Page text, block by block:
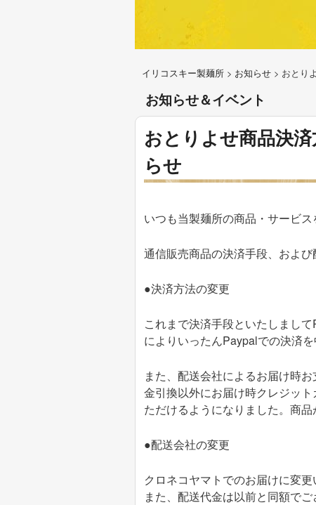
イリコスキー製麺所 > お知らせ > おとり
お知らせ＆イベント
おとりよせ商品決
らせ
いつも当製麺所の商品・サービ
通信販売商品の決済手段、およ
●決済方法の変更
これまで決済手段といたしまし
によりいったんPaypalでの決済を
また、配送会社によるお届け時
金引換以外にお届け時クレジッ
ただけるようになりました。商
●配送会社の変更
クロネコヤマトでのお届けに変更
また、配送代金は以前と同額で